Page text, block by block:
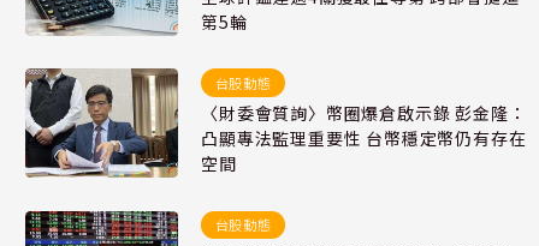
第5輪
台股動態
〈財委會質詢〉幣圈爆倉啟示錄 彭金隆：
凸顯專法監理重要性 台幣穩定幣仍有存在
空間
台股動態